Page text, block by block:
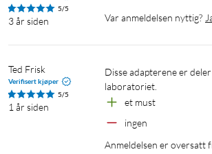
5/5
3 år siden Var anmeldelsen nyttig?
Ted Frisk
Verifisert kjøper
5/5
1 år siden
Disse adapterene er deler jeg bruker i
laboratoriet.
et must
ingen
Anmeldelsen er oversatt